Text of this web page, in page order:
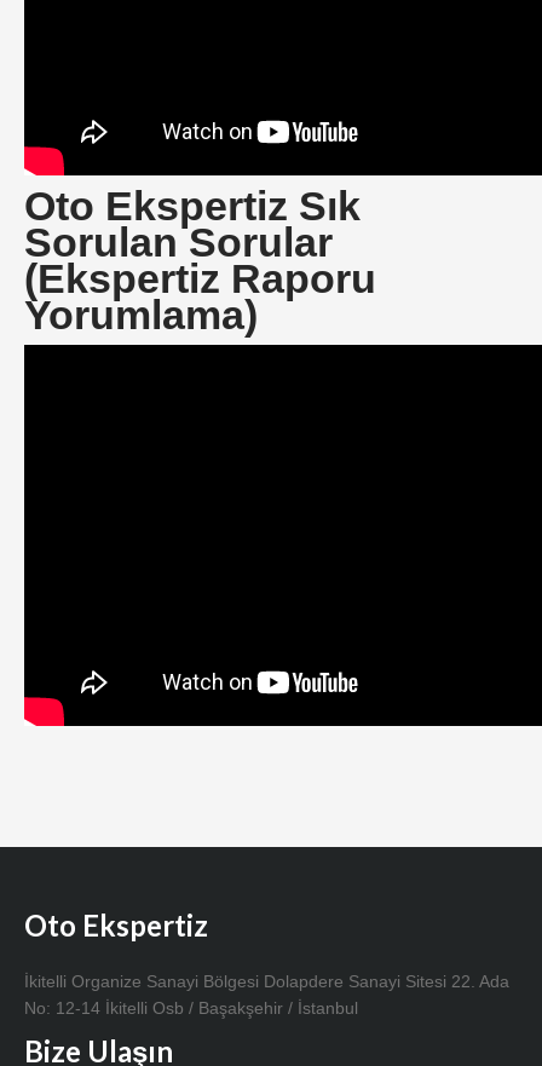
Oto Ekspertiz Sık
Sorulan Sorular
(Ekspertiz Raporu
Yorumlama)
Oto Ekspertiz
İkitelli Organize Sanayi Bölgesi Dolapdere Sanayi Sitesi 22. Ada
No: 12-14 İkitelli Osb / Başakşehir / İstanbul
Bize Ulaşın